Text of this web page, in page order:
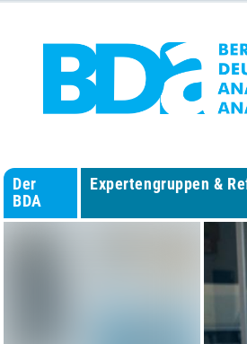
Der
BDA
Expertengruppen &